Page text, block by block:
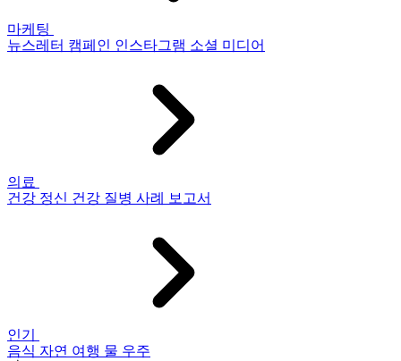
마케팅
뉴스레터 캠페인 인스타그램 소셜 미디어
의료
건강 정신 건강 질병 사례 보고서
인기
음식 자연 여행 물 우주